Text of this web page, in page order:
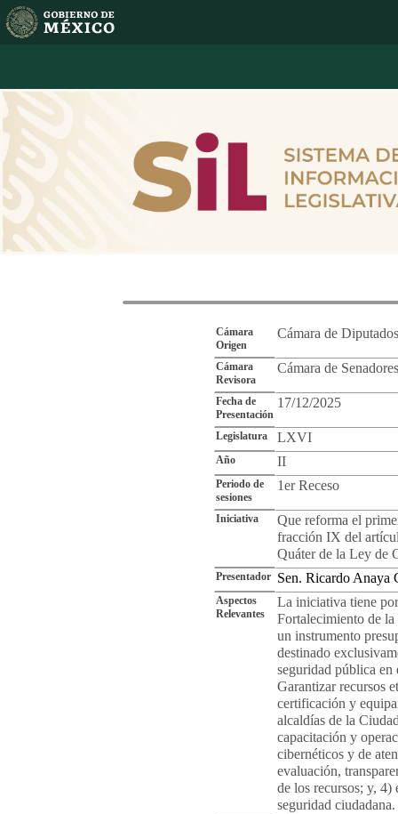
Cámara
Origen
Cámara de Diputados
Cámara
Revisora
Cámara de Senadores
Fecha de
Presentación
17/12/2025
Legislatura LXVI
Año II
Periodo de
sesiones
1er Receso
Iniciativa
Que reforma el
fracción IX del
Quáter de la Ley de
Presentador Sen. Ricardo Anaya
Aspectos
Relevantes
La iniciativa tiene
Fortalecimiento de
un instrumento
destinado
seguridad pública en
Garantizar recursos
certificación y
alcaldías de la
capacitación y
cibernéticos y de
evaluación,
de los recursos; y, 4)
seguridad ciudadana.